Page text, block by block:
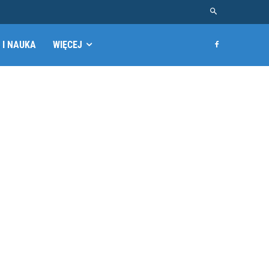
I NAUKA WIĘCEJ